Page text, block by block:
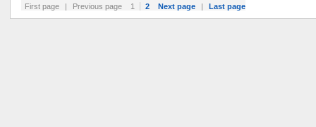
First page Previous page 1 2 Next page Last page